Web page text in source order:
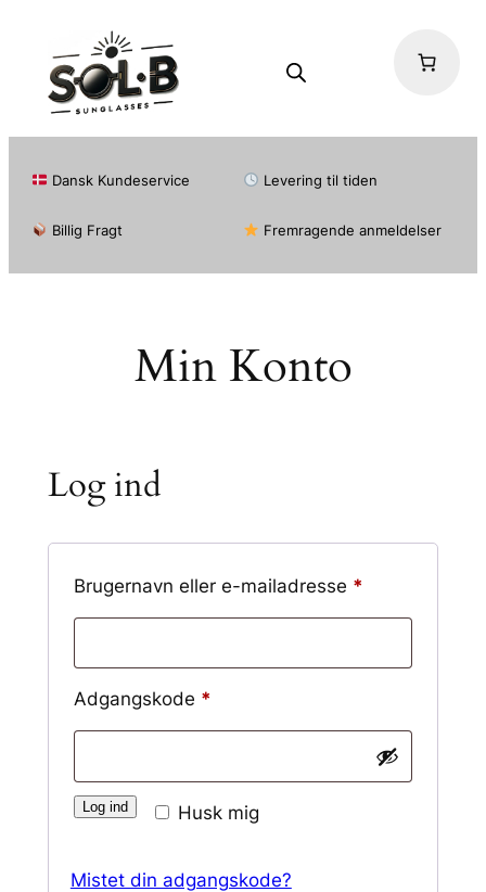
indhold
Dansk Kundeservice Levering til tiden
Billig Fragt Fremragende anmeldelser
Min Konto
Log ind
Brugernavn eller e-mailadresse *
Adgangskode *
Husk mig
Log ind
Mistet din adgangskode?